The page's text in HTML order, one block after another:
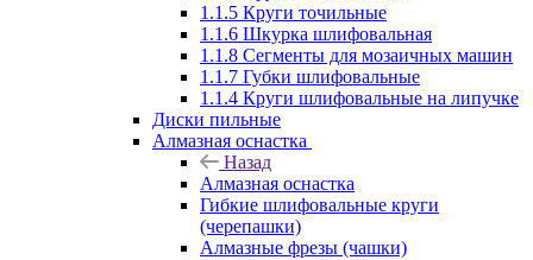
1.1.5 Круги точильные
1.1.6 Шкурка шлифовальная
1.1.8 Сегменты для мозаичных машин
1.1.7 Губки шлифовальные
1.1.4 Круги шлифовальные на липучке
Диски пильные
Алмазная оснастка
Назад
Алмазная оснастка
Гибкие шлифовальные круги
(черепашки)
Алмазные фрезы (чашки)